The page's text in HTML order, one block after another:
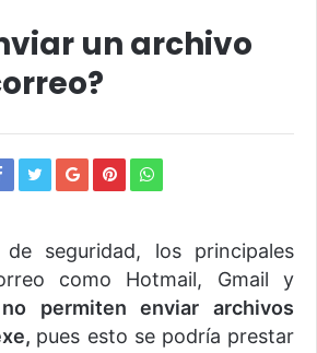
un archivo
seguridad, los principales
como Hotmail, Gmail y
no permiten enviar archivos
pues esto se podría prestar